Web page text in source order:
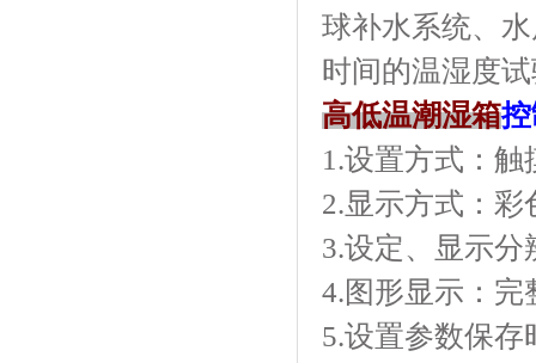
球补水系统
时间的温湿度试
高低温潮湿箱
1.设置方式：触
2.显示方式：
3.设定、显示
4.图形显示：
5.设置参数保存